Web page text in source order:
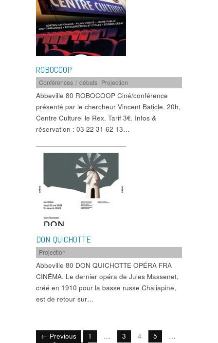
ROBOCOOP
Conférences / débats Projection
Abbeville 80 ROBOCOOP Ciné/conférence
présenté par le chercheur Vincent Baticle. 20h,
Centre Culturel le Rex. Tarif 3€. Infos &
réservation : 03 22 31 62 13…
DON QUICHOTTE
Projection
Abbeville 80 DON QUICHOTTE OPÉRA FRA
CINÉMA. Le dernier opéra de Jules Massenet,
créé en 1910 pour la basse russe Chaliapine,
est de retour sur…
← Previous 1 … 3 4 5
…